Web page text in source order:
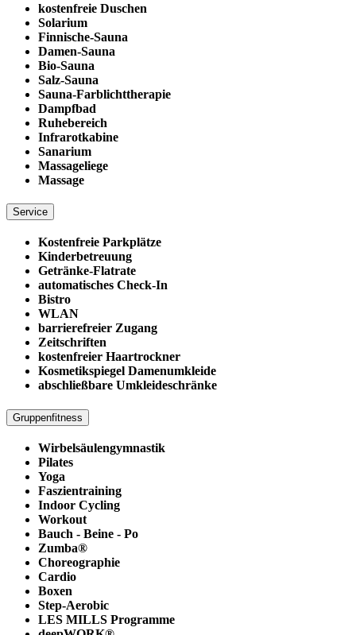
kostenfreie Duschen
Solarium
Finnische-Sauna
Damen-Sauna
Bio-Sauna
Salz-Sauna
Sauna-Farblichttherapie
Dampfbad
Ruhebereich
Infrarotkabine
Sanarium
Massageliege
Massage
Service
Kostenfreie Parkplätze
Kinderbetreuung
Getränke-Flatrate
automatisches Check-In
Bistro
WLAN
barrierefreier Zugang
Zeitschriften
kostenfreier Haartrockner
Kosmetikspiegel Damenumkleide
abschließbare Umkleideschränke
Gruppenfitness
Wirbelsäulengymnastik
Pilates
Yoga
Faszientraining
Indoor Cycling
Workout
Bauch - Beine - Po
Zumba®
Choreographie
Cardio
Boxen
Step-Aerobic
LES MILLS Programme